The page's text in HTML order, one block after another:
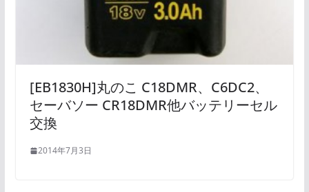
[EB1830H]丸のこ C18DMR、C6DC2、
セーバソー CR18DMR他バッテリーセル
交換
2014年7月3日